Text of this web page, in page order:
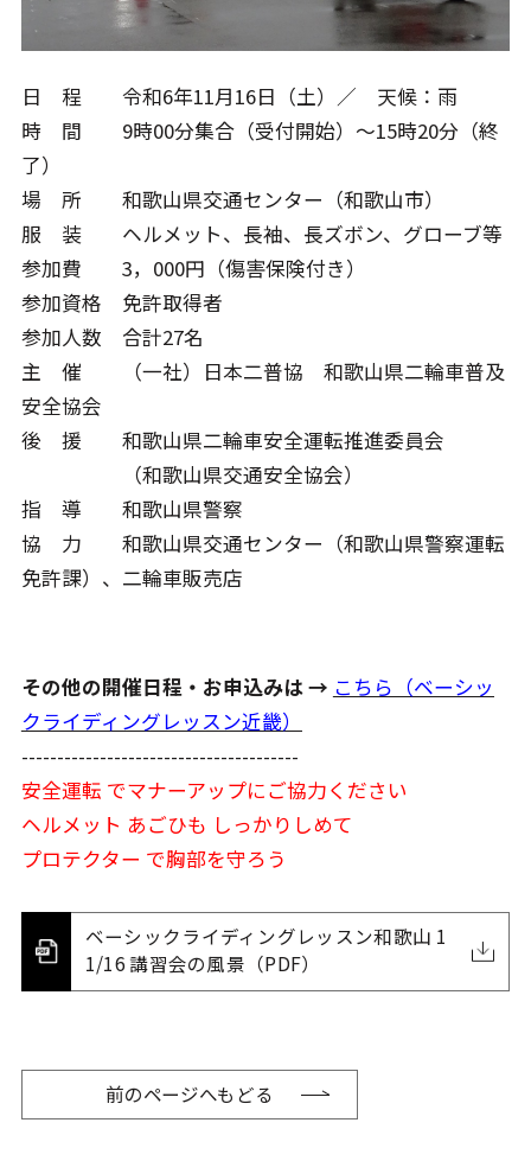
日 程 令和6年11月16日（土）／ 天候：雨
時 間 9時00分集合（受付開始）～15時20分（終
了）
場 所 和歌山県交通センター（和歌山市）
服 装 ヘルメット、長袖、長ズボン、グローブ等
参加費 3，000円（傷害保険付き）
参加資格 免許取得者
参加人数 合計27名
主 催 （一社）日本二普協 和歌山県二輪車普及
安全協会
後 援 和歌山県二輪車安全運転推進委員会
（和歌山県交通安全協会）
指 導 和歌山県警察
協 力 和歌山県交通センター（和歌山県警察運転
免許課）、二輪車販売店
その他の開催日程・お申込みは → こちら（ベーシッ
クライディングレッスン近畿）
---------------------------------------
安全運転 でマナーアップにご協力ください
ヘルメット あごひも しっかりしめて
プロテクター で胸部を守ろう
ベーシックライディングレッスン和歌山 1
1/16 講習会の風景（PDF）
前のページへもどる